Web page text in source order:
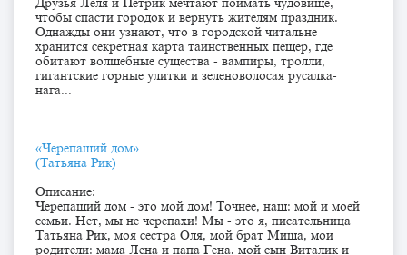
чтобы спасти городок и вернуть жителям праздник.
Однажды они узнают, что в городской читальне
хранится секретная карта таинственных пещер, где
обитают волшебные существа - вампиры, тролли,
гигантские горные улитки и зеленоволосая русалка-
нага...
«Черепаший дом»
(Татьяна Рик)
Описание:
Черепаший дом - это мой дом! Точнее, наш: мой и моей
семьи. Нет, мы не черепахи! Мы - это я, писательница
Татьяна Рик, моя сестра Оля, мой брат Миша, мои
родители: мама Лена и папа Гена, мой сын Виталик и